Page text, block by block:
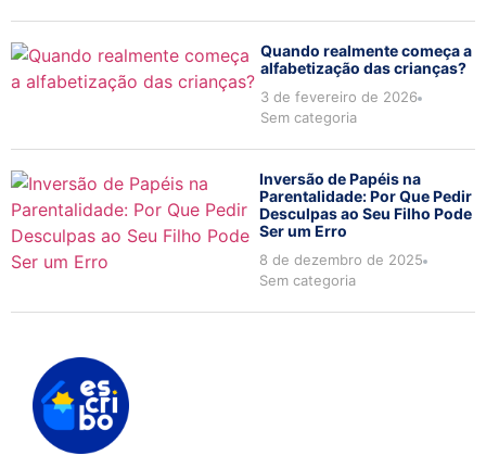
Quando realmente começa a
alfabetização das crianças?
3 de fevereiro de 2026
Sem categoria
Inversão de Papéis na
Parentalidade: Por Que Pedir
Desculpas ao Seu Filho Pode
Ser um Erro
8 de dezembro de 2025
Sem categoria